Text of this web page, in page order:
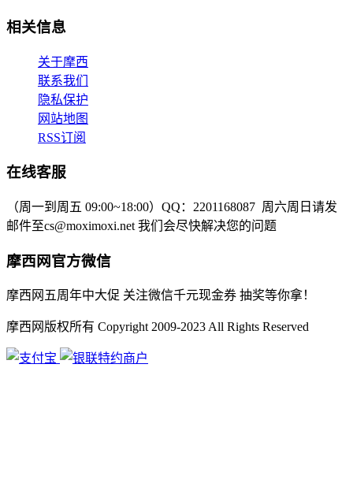
相关信息
关于摩西
联系我们
隐私保护
网站地图
RSS订阅
在线客服
（周一到周五 09:00~18:00） QQ：2201168087 周六周日请发
邮件至cs@moximoxi.net 我们会尽快解决您的问题
摩西网官方微信
摩西网五周年中大促 关注微信千元现金券 抽奖等你拿！
摩西网版权所有 Copyright 2009-2023 All Rights Reserved